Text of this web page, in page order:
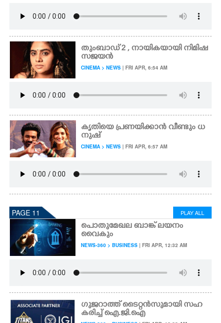
തുംബാഡ് 2 , നായികയായി നിമിഷ
സജയൻ
CINEMA > NEWS | FRI APR, 6:54 AM
കൃതിയെ പ്രണയിക്കാൻ വീണ്ടും ധ
നുഷ്
CINEMA > NEWS | FRI APR, 6:57 AM
PAGE 11 PLAY ALL
പൊതുമേഖല ബാങ്ക് ലയനം
വൈകും
NEWS-360 > BUSINESS | FRI APR, 12:32 AM
ഗുജറാത്ത് ടൈറ്റൻസുമായി സഹ
കരിച്ച് ഐ.ജി.ഐ